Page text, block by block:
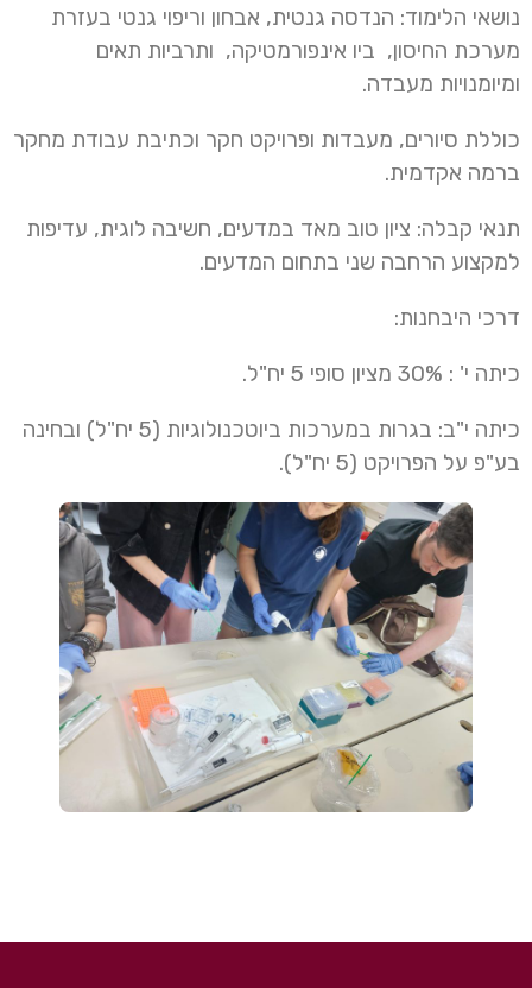
נושאי הלימוד: הנדסה גנטית, אבחון וריפוי גנטי בעזרת
מערכת החיסון, ביו אינפורמטיקה, ותרביות תאים
ומיומנויות מעבדה.
כוללת סיורים, מעבדות ופרויקט חקר וכתיבת עבודת מחקר
ברמה אקדמית.
תנאי קבלה: ציון טוב מאד במדעים, חשיבה לוגית, עדיפות
למקצוע הרחבה שני בתחום המדעים.
דרכי היבחנות:
כיתה י' : 30% מציון סופי 5 יח"ל.
כיתה י"ב: בגרות במערכות ביוטכנולוגיות (5 יח"ל) ובחינה
בע"פ על הפרויקט (5 יח"ל).